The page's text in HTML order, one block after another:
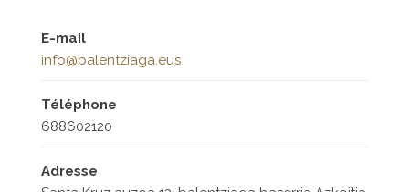
E-mail
info@balentziaga.eus
Téléphone
688602120
Adresse